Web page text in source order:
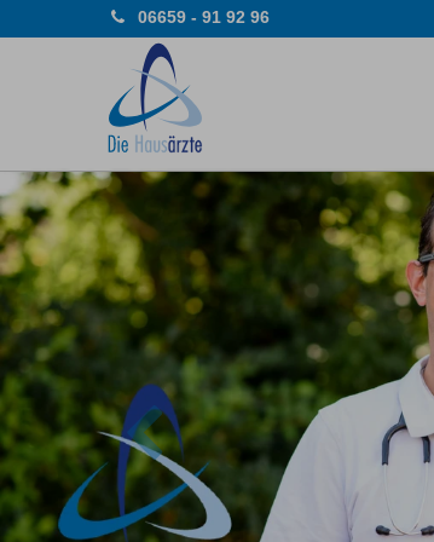
06659 - 91 92 96
Previous